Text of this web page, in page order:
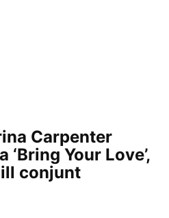
Carpenter
Your Love’,
conjunt